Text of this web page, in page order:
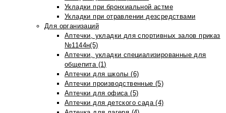
Укладки при бронхиальной астме
Укладки при отравлении дезсредствами
Для организаций
Аптечки, укладки для спортивных залов приказ
№1144н(5)
Аптечки, укладки специализированные для
общепита (1)
Аптечки для школы (6)
Аптечки производственные (5)
Аптечки для офиса (5)
Аптечки для детского сада (4)